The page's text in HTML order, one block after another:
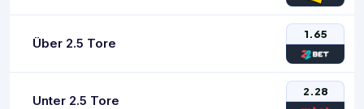
Über 2.5 Tore
1.65
Unter 2.5 Tore
2.28